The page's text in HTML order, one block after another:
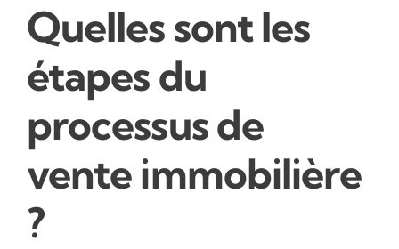
Quelles sont les
étapes du
processus de
vente immobilière
?